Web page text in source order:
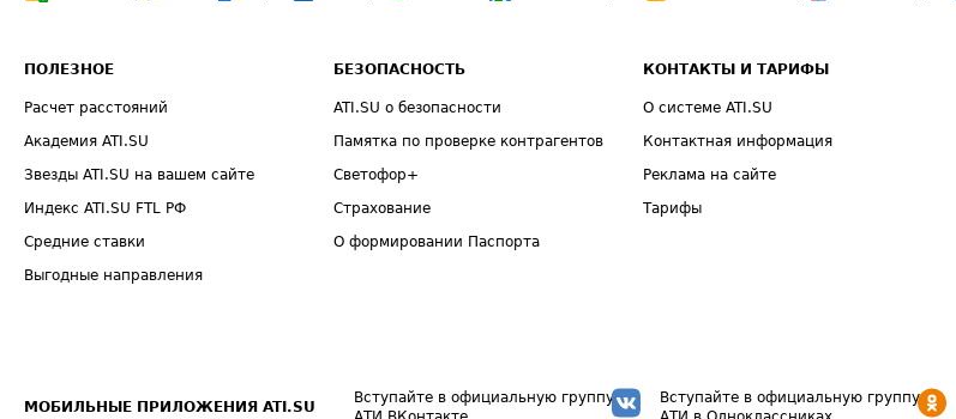
ПОЛЕЗНОЕ
Расчет расстояний
Академия ATI.SU
Звезды ATI.SU на вашем сайте
Индекс ATI.SU FTL РФ
Средние ставки
Выгодные направления
БЕЗОПАСНОСТЬ
ATI.SU о безопасности
Памятка по проверке контрагентов
Светофор+
Страхование
О формировании Паспорта
КОНТАКТЫ И ТАРИФЫ
О системе ATI.SU
Контактная информация
Реклама на сайте
Тарифы
МОБИЛЬНЫЕ ПРИЛОЖЕНИЯ ATI.SU
Вступайте в официальную группу
Вступайте в официальную группу